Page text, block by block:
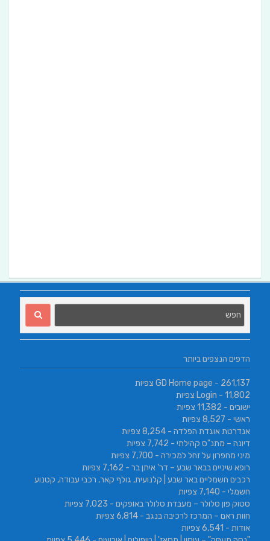
הדפים הנצפים ביותר
GD Home page - 261,137 צפיות
Login - 11,802 צפיות
ישובים - 11,382 צפיות
ראשי - 8,527 צפיות
אנדרטת אוגדת הפלדה - 8,254 צפיות
דיונה – מתנ"ס קהילתי - 7,742 צפיות
מיני מחפרון על זחל למכירה - 7,700 צפיות
רופא שיניים בבאר שבע – דר' איתן בר - 7,162 צפיות
רכבים חשמליים באר שבע | קלנועית, גולף קאר, רכבי עבודה, קטנוע
חשמלי - 7,140 צפיות
סטוק פון סלולר – מעבדת סלולר באופקים - 7,023 צפיות
חוות ראם – המרכז לרכיבה בנגב - 6,814 צפיות
אודות - 6,541 צפיות